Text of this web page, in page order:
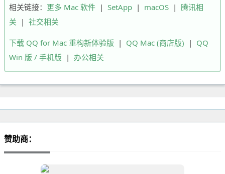
相关链接： 更多 Mac 软件 | SetApp | macOS | 腾讯相
关 | 社交相关
下载 QQ for Mac 重构新体验版 | QQ Mac (商店版) | QQ
Win 版 / 手机版 | 办公相关
赞助商：